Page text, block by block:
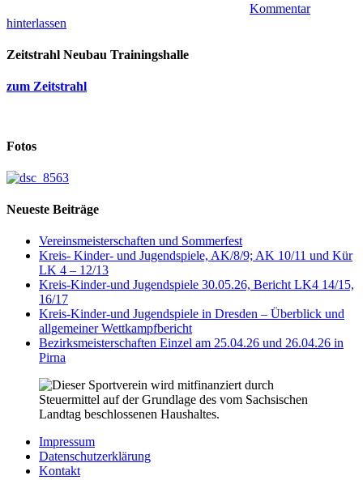
Kommentar
hinterlassen
Zeitstrahl Neubau Trainingshalle
zum Zeitstrahl
Fotos
Neueste Beiträge
Vereinsmeisterschaften und Sommerfest
Kreis- Kinder- und Jugendspiele, AK/8/9; AK 10/11 und Kür
LK 4 – 12/13
Kreis-Kinder-und Jugendspiele 30.05.26, Bericht LK4 14/15,
16/17
Kreis-Kinder-und Jugendspiele in Dresden – Überblick und
allgemeiner Wettkampfbericht
Bezirksmeisterschaften Einzel am 25.04.26 und 26.04.26 in
Pirna
Impressum
Datenschutzerklärung
Kontakt